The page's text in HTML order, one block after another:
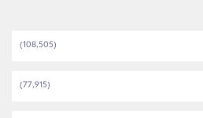
(108,505)
(77,915)